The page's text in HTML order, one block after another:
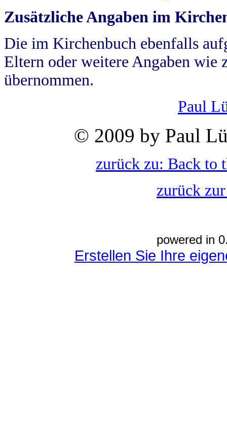
Zusätzliche Angaben im
Die im Kirchenbuch ebenfalls
Eltern oder weitere Angaben wie
übernommen.
Paul
© 2009 by Paul
zurück zu: Back to
zurück
powered in
Erstellen Sie Ihre